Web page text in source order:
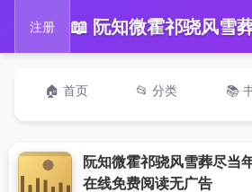
注册
🏠 首页 📂 分类 📚
阮知微霍祁骁风雪葬尽当
在线免费阅读无广告